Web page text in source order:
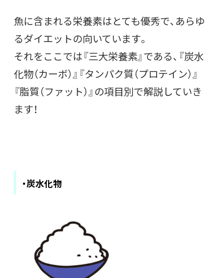
魚に含まれる栄養素はとても優秀で、あらゆ
るダイエットの向いています。
それをここでは『三大栄養素』である、『炭水
化物（カーボ）』『タンパク質（プロテイン）』
『脂質（ファット）』の項目別で解説していき
ます！
・炭水化物